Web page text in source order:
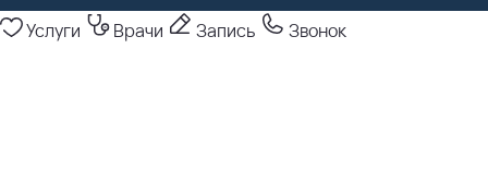
Услуги Врачи Запись Звонок